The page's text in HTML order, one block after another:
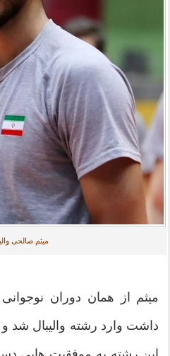
میثم صالحی
میثم از همان دوران
داشت وارد رشته والیبال شد